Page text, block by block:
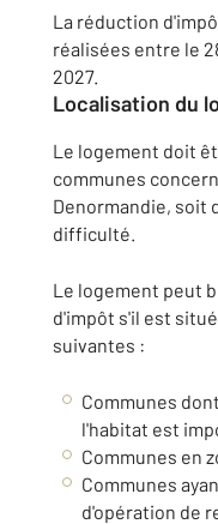
La réduction
réalisées entre le
2027.
Localisation du
Le logement doit
communes
Denormandie, soit
difficulté.
Le logement peut
d'impôt s'il est
suivantes :
Communes
l'habitat est
Communes en
Communes
d'opération de